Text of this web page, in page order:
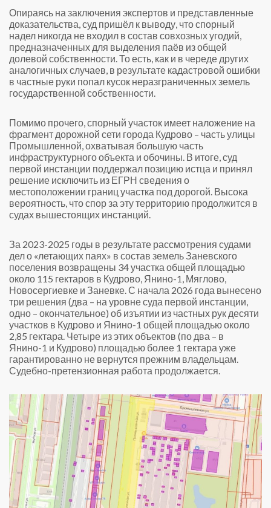
Опираясь на заключения экспертов и представленные
доказательства, суд пришёл к выводу, что спорный
надел никогда не входил в состав совхозных угодий,
предназначенных для выделения паёв из общей
долевой собственности. То есть, как и в череде других
аналогичных случаев, в результате кадастровой ошибки
в частные руки попал кусок неразграниченных земель
государственной собственности.
Помимо прочего, спорный участок имеет наложение на
фрагмент дорожной сети города Кудрово – часть улицы
Промышленной, охватывая большую часть
инфраструктурного объекта и обочины. В итоге, суд
первой инстанции поддержал позицию истца и принял
решение исключить из ЕГРН сведения о
местоположении границ участка под дорогой. Высока
вероятность, что спор за эту территорию продолжится в
судах вышестоящих инстанций.
За 2023-2025 годы в результате рассмотрения судами
дел о «летающих паях» в состав земель Заневского
поселения возвращены 34 участка общей площадью
около 115 гектаров в Кудрово, Янино-1, Мяглово,
Новосергиевке и Заневке. С начала 2026 года вынесено
три решения (два – на уровне суда первой инстанции,
одно – окончательное) об изъятии из частных рук десяти
участков в Кудрово и Янино-1 общей площадью около
2,85 гектара. Четыре из этих объектов (по два – в
Янино-1 и Кудрово) площадью более 1 гектара уже
гарантированно не вернутся прежним владельцам.
Судебно-претензионная работа продолжается.